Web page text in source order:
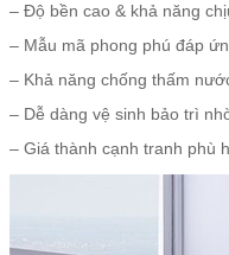
– Độ bền cao & khả năng
– Mẫu mã phong phú đáp
– Khả năng chống thấm
– Dễ dàng vệ sinh bảo trì
– Giá thành cạnh tranh phù